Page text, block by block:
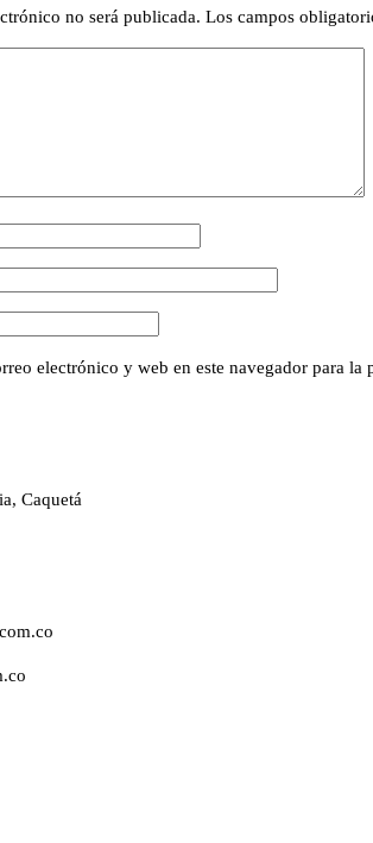
no será publicada. Los campos
electrónico y web en este navegador para la
Caquetá